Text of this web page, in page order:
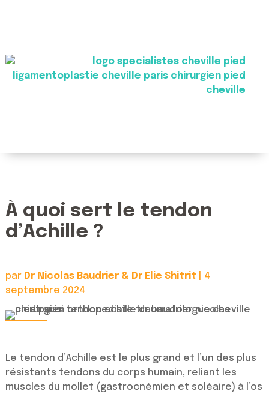
À quoi sert le tendon
d’Achille ?
par Dr Nicolas Baudrier & Dr Elie Shitrit
4
septembre 2024
Le tendon d’Achille est le plus grand et l’un des plus
résistants tendons du corps humain, reliant les
muscles du mollet (gastrocnémien et soléaire) à l’os